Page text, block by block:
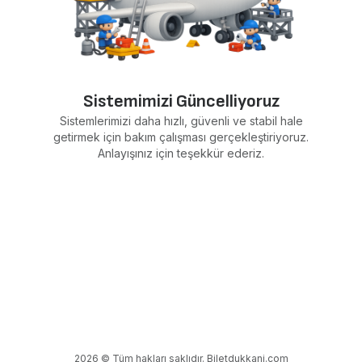
Sistemimizi Güncelliyoruz
Sistemlerimizi daha hızlı, güvenli ve stabil hale
getirmek için bakım çalışması gerçekleştiriyoruz.
Anlayışınız için teşekkür ederiz.
2026 © Tüm hakları saklıdır. Biletdukkani.com